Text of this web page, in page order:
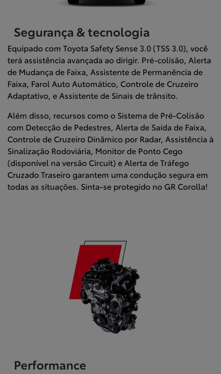
Segurança & tecnologia
Equipado com Toyota Safety Sense 3.0 (TSS 3.0), você
terá assistência avançada ao dirigir. Pré-colisão, Alerta
de Mudança de Faixa, Assistente de Permanência de
Faixa, Farol Auto Automático, Controle de Cruzeiro
Adaptativo, e Assistente de Sinais de trânsito.
Além disso, recursos como o Sistema de Pré-Colisão
com Detecção de Pedestres, Alerta de Saída de Faixa,
Controle de Cruzeiro Dinâmico por Radar, Assistência à
Sinalização Rodoviária, Monitor de Ponto Cego
(disponível na versão Circuit) e Alerta de Tráfego
Cruzado Traseiro garantem uma condução segura em
todas as situações. Sinta-se protegido no GR Corolla!
Performance